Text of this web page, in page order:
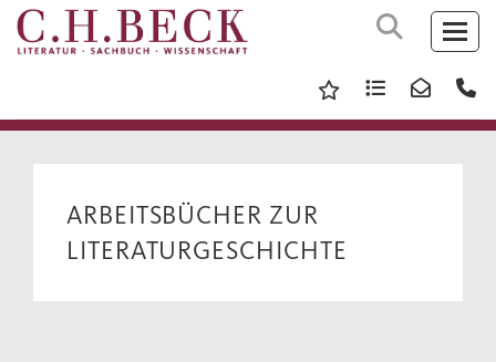
ARBEITSBÜCHER ZUR
LITERATURGESCHICHTE